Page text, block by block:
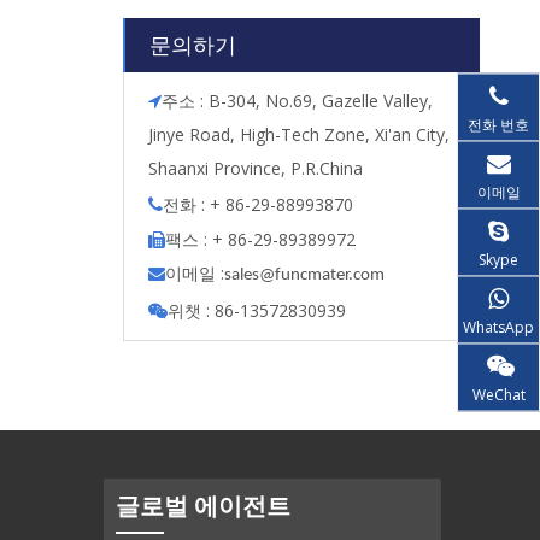
문의하기
주소 : B-304, No.69, Gazelle Valley,
Jinye Road, High-Tech Zone, Xi'an City,
Shaanxi Province, P.R.China
전화 : + 86-29-88993870
팩스 : + 86-29-89389972
이메일 :sales@funcmater.com
위챗 : 86-13572830939
전화 번호
이메일
Skype
WhatsApp
WeChat
글로벌 에이전트